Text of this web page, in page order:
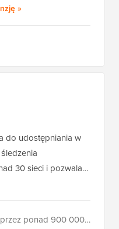
CookieYes
»
do udostępniania w
30 sieci i pozwala…
Używane przez ponad 900 000 użytkowników